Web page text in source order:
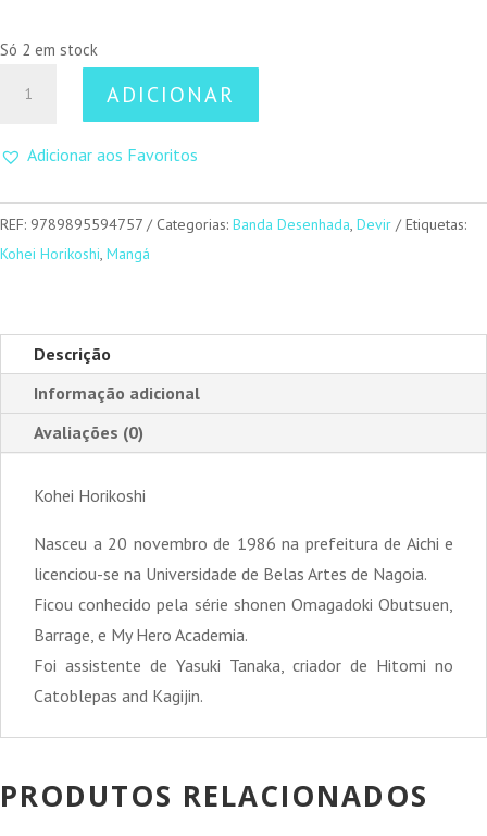
Só 2 em stock
Hero
06
ADICIONAR
Adicionar aos Favoritos
REF: 9789895594757 Categorias: Banda Desenhada, Devir
Etiquetas:
Kohei Horikoshi, Mangá
Descrição
Informação adicional
Avaliações (0)
Kohei Horikoshi
Nasceu a 20 novembro de 1986 na prefeitura de Aichi e
licenciou-se na Universidade de Belas Artes de Nagoia.
Ficou conhecido pela série shonen Omagadoki Obutsuen,
Barrage, e My Hero Academia.
Foi assistente de Yasuki Tanaka, criador de Hitomi no
Catoblepas and Kagijin.
PRODUTOS RELACIONADOS